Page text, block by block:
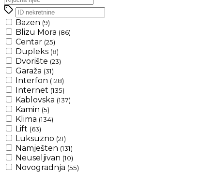
Bazen (9)
Blizu Mora (86)
Centar (25)
Dupleks (8)
Dvorište (23)
Garaža (31)
Interfon (128)
Internet (135)
Kablovska (137)
Kamin (5)
Klima (134)
Lift (63)
Luksuzno (21)
Namješten (131)
Neuseljivan (10)
Novogradnja (55)